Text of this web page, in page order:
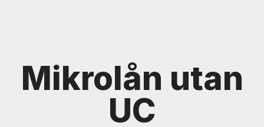
Mikrolån utan
UC